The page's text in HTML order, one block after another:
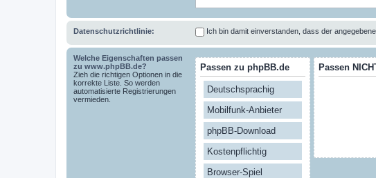
Datenschutzrichtlinie: Ich bin damit einverstanden, dass der
Welche Eigenschaften passen
zu www.phpBB.de?
Zieh die richtigen Optionen in die
korrekte Liste. So werden
automatisierte Registrierungen
vermieden.
Passen zu phpBB.de
Deutschsprachig
Mobilfunk-Anbieter
phpBB-Download
Kostenpflichtig
Browser-Spiel
Passen